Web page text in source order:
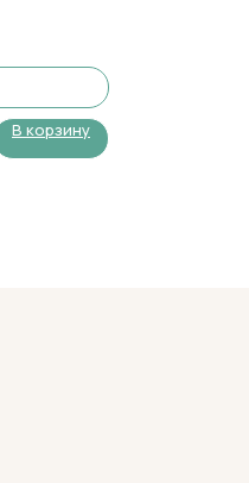
В корзину